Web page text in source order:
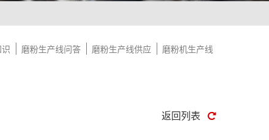
磨粉生产线问答 磨粉生产线供应 磨粉机生产线
返回列表